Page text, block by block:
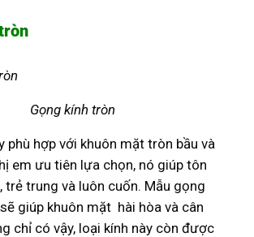
Gọng kính tròn
phù hợp với khuôn mặt tròn bầu và
em ưu tiên lựa chọn, nó giúp tôn
trẻ trung và luôn cuốn. Mẫu gọng
giúp khuôn mặt hài hòa và cân
chỉ có vậy, loại kính này còn được